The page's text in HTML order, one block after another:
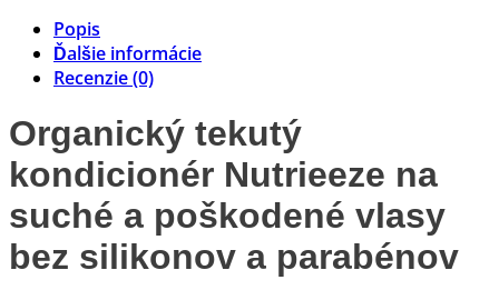
Popis
Ďalšie informácie
Recenzie (0)
Organický tekutý
kondicionér Nutrieeze na
suché a poškodené vlasy
bez silikonov a parabénov